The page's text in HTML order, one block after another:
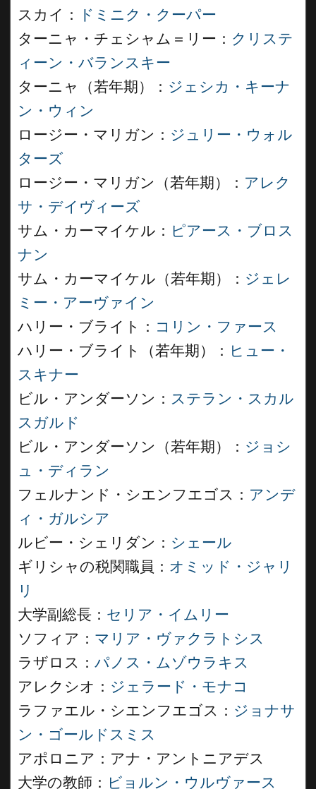
スカイ：
ドミニク・クーパー
ターニャ・チェシャム＝リー： クリステ
ィーン・バランスキー
ターニャ（若年期）： ジェシカ・キーナ
ン・ウィン
ロージー・マリガン： ジュリー・ウォル
ターズ
ロージー・マリガン（若年期）： アレク
サ・デイヴィーズ
サム・カーマイケル： ピアース・ブロス
ナン
サム・カーマイケル（若年期）： ジェレ
ミー・アーヴァイン
ハリー・ブライト： コリン・ファース
ハリー・ブライト（若年期）： ヒュー・
スキナー
ビル・アンダーソン： ステラン・スカル
スガルド
ビル・アンダーソン（若年期）： ジョシ
ュ・ディラン
フェルナンド・シエンフエゴス： アンデ
ィ・ガルシア
ルビー・シェリダン： シェール
ギリシャの税関職員： オミッド・ジャリ
リ
大学副総長： セリア・イムリー
ソフィア： マリア・ヴァクラトシス
ラザロス： パノス・ムゾウラキス
アレクシオ： ジェラード・モナコ
ラファエル・シエンフエゴス： ジョナサ
ン・ゴールドスミス
アポロニア：アナ・アントニアデス
大学の教師： ビョルン・ウルヴァース